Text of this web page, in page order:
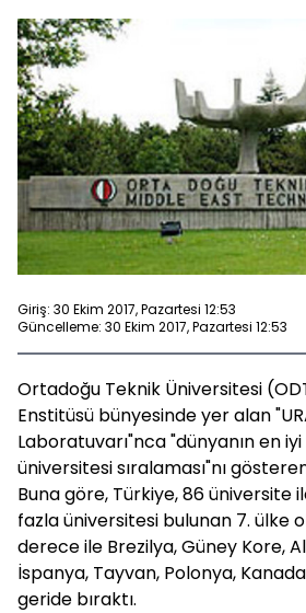
Giriş: 30 Ekim 2017, Pazartesi 12:53
Güncelleme: 30 Ekim 2017, Pazartesi 12:53
Ortadoğu Teknik Üniversitesi
Enstitüsü bünyesinde yer alan
Laboratuvarı"nca "dünyanın en
üniversitesi sıralaması"nı
Buna göre, Türkiye, 86 üniversite
fazla üniversitesi bulunan 7. ülke
derece ile Brezilya, Güney Kore,
İspanya, Tayvan, Polonya,
geride bıraktı.